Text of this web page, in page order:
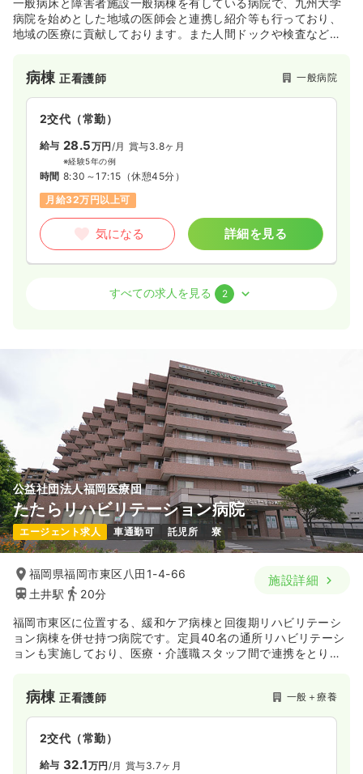
一般病床と障害者施設一般病棟を有している病院で、九州大学
病院を始めとした地域の医師会と連携し紹介等も行っており、
地域の医療に貢献しております。また人間ドックや検査などの
しています。
病棟正看護師 一般病院
2交代（常勤）
給与 28.5万円/月 賞与3.8ヶ月
※経験5年の例
時間 8:30～17:15 （休憩45分）
月給32万円以上可
気になる 詳細を見る
（休憩45分）
4週8休以上
月給26万円以上可
気になる 詳細を見る
内視鏡正看護師 一般病院
2交代（常勤）
給与 26.4万円〜/月 賞与3.8ヶ月
※一例
時間 8:30～17:15
月給26万円以上可
気になる 詳細を見る
すべての求人を見る 2
公益社団法人福岡医療団
たたらリハビリテーション病院
エージェント求人 車通勤可 託児所 寮
福岡県福岡市東区八田1-4-66
土井駅
20分
施設詳細
福岡市東区に位置する、緩和ケア病棟と回復期リハビリテーシ
ョン病棟を併せ持つ病院です。定員40名の通所リハビリテーシ
ョンも実施しており、医療・介護職スタッフ間で連携をとりつ
病棟正看護師 一般＋療養
2交代（常勤）
給与 32.1万円/月 賞与3.7ヶ月